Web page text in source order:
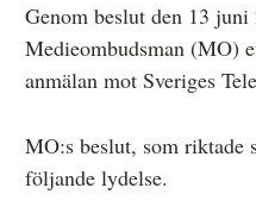
Hela listan över frivilligt
Skillnaden mellan
Genom beslut den 13
Medieombudsman (MO)
anmälan mot Sveriges
MO:s beslut, som riktade
följande lydelse.